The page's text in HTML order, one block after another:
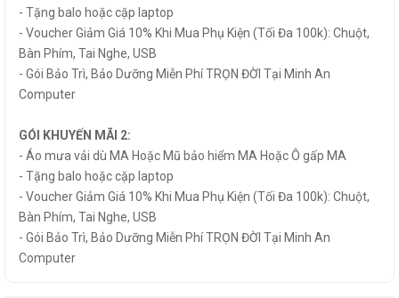
- Tặng balo hoặc cặp laptop
- Voucher Giảm Giá 10% Khi Mua Phụ Kiện (Tối Đa 100k): Chuột,
Bàn Phím, Tai Nghe, USB
- Gói Bảo Trì, Bảo Dưỡng Miễn Phí TRỌN ĐỜI Tại Minh An
Computer
GÓI KHUYẾN MÃI 2:
- Áo mưa vải dù MA Hoặc Mũ bảo hiểm MA Hoặc Ô gấp MA
- Tặng balo hoặc cặp laptop
- Voucher Giảm Giá 10% Khi Mua Phụ Kiện (Tối Đa 100k): Chuột,
Bàn Phím, Tai Nghe, USB
- Gói Bảo Trì, Bảo Dưỡng Miễn Phí TRỌN ĐỜI Tại Minh An
Computer